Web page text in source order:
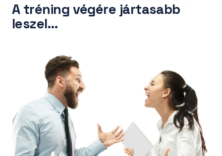
A tréning végére jártasabb
leszel…